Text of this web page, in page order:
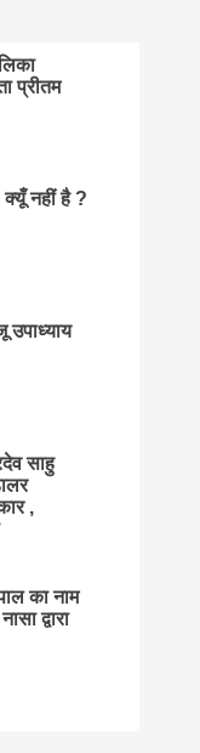
प्रीतम
नहीं है ?
उपाध्याय
साहु
,
का नाम
द्वारा